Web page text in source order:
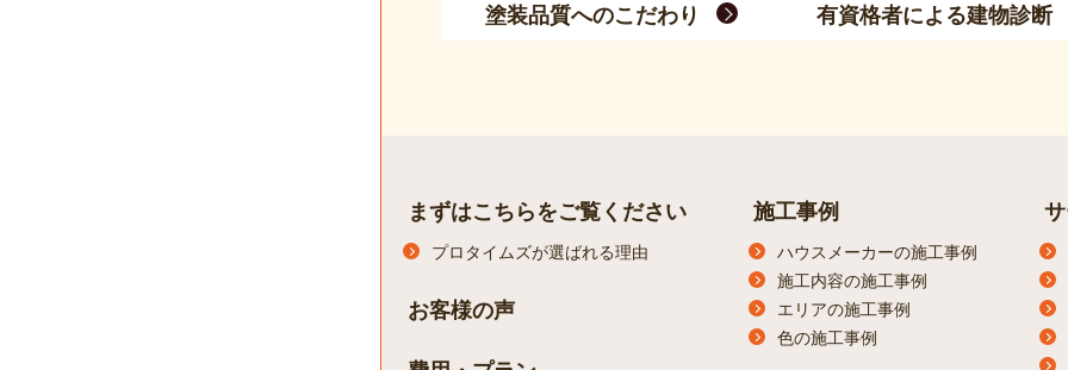
塗装品質へのこだわり 有資格者による建物診断
まずはこちらをご覧ください
プロタイムズが選ばれる理由
お客様の声
施工事例
ハウスメーカーの施工事例
施工内容の施工事例
エリアの施工事例
色の施工事例